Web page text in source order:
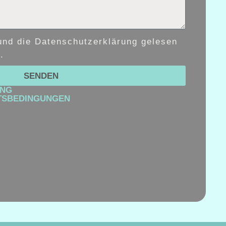
die Datenschutzerklärung gelesen
SENDEN